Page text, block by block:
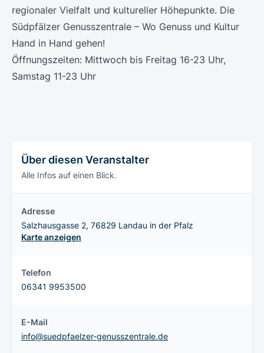
regionaler Vielfalt und kultureller Höhepunkte. Die
Südpfälzer Genusszentrale – Wo Genuss und Kultur
Hand in Hand gehen!
Öffnungszeiten: Mittwoch bis Freitag 16-23 Uhr,
Samstag 11-23 Uhr
Über diesen Veranstalter
Alle Infos auf einen Blick.
Adresse
Salzhausgasse 2, 76829 Landau in der Pfalz
Karte anzeigen
Telefon
06341 9953500
E-Mail
info@suedpfaelzer-genusszentrale.de